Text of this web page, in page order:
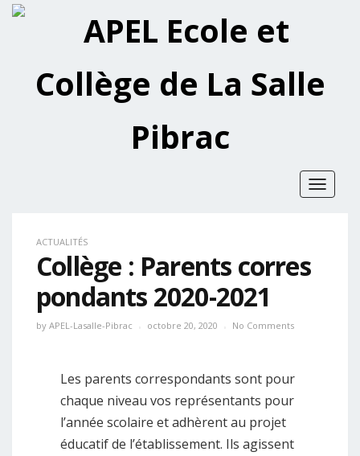
Toggle
ACTUALITÉS
Collège : Parents corres
pondants 2020-2021
by APEL-Lasalle-Pibrac octobre 20, 2020 No Comments
Les parents correspondants sont pour
chaque niveau vos représentants pour
l’année scolaire et adhèrent au projet
éducatif de l’établissement. Ils agissent